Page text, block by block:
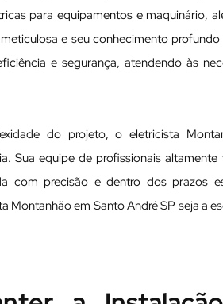
para equipamentos e maquinário,
e seu conhecimento
e segurança, atendendo às
do projeto, o eletricista
Sua equipe de profissionais
com precisão e dentro dos prazos
em Santo André SP seja a